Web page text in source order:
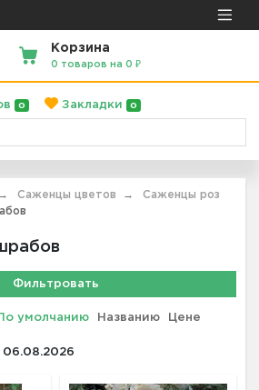
Корзина
0 товаров на 0 ₽
0 Закладки 0
Саженцы цветов
Саженцы роз
Фильтровать
умолчанию Названию
Цене
06.08.2026